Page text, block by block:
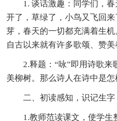
1. 谈话激趣：同学们，
开了，草绿了，小鸟又飞回
芽，春天的一切都充满着生
自古以来就有许多歌颂、赞美
2.释题：“咏”即用诗歌来
美柳树。那么诗人在诗中是
二、初读感知，识记生字
1.教师范读课文，使学